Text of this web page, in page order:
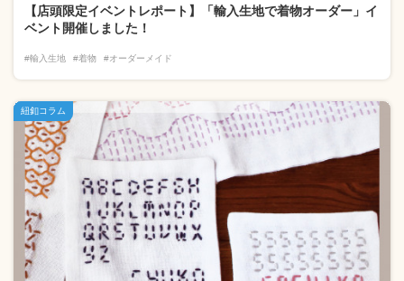
【店頭限定イベントレポート】「輸入生地で着物オーダー」イ
ベント開催しました！
#輸入生地 #着物 #オーダーメイド
紐釦コラム